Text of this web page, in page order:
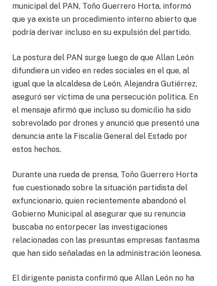
municipal del PAN, Toño Guerrero Horta, informó
que ya existe un procedimiento interno abierto que
podría derivar incluso en su expulsión del partido.
La postura del PAN surge luego de que Allan León
difundiera un video en redes sociales en el que, al
igual que la alcaldesa de León, Alejandra Gutiérrez,
aseguró ser víctima de una persecución política. En
el mensaje afirmó que incluso su domicilio ha sido
sobrevolado por drones y anunció que presentó una
denuncia ante la Fiscalía General del Estado por
estos hechos.
Durante una rueda de prensa, Toño Guerrero Horta
fue cuestionado sobre la situación partidista del
exfuncionario, quien recientemente abandonó el
Gobierno Municipal al asegurar que su renuncia
buscaba no entorpecer las investigaciones
relacionadas con las presuntas empresas fantasma
que han sido señaladas en la administración leonesa.
El dirigente panista confirmó que Allan León no ha